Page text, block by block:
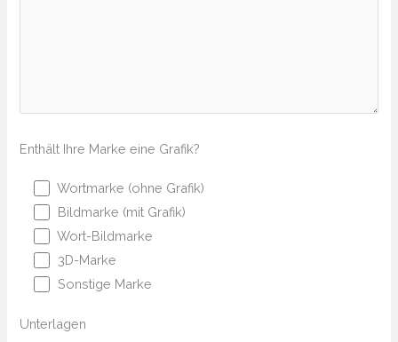
Enthält Ihre Marke eine Grafik?
Wortmarke (ohne Grafik)
Bildmarke (mit Grafik)
Wort-Bildmarke
3D-Marke
Sonstige Marke
Unterlagen